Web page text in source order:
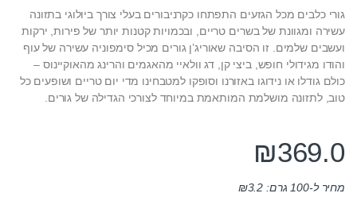
גורי כלבים מכל הגזעים התפתחו כקרניבורים בעלי צורך ביולוגי בתזונה
עשירה ומגוונת של בשרים טריים, ובכמויות קטנות יותר של פירות, ירקות
ועשבים שלמים. זו הסיבה שאוריג’ן גורים מכיל סימפוניה עשירה של עוף
והודו מגידולי חופש, ביצי קן, דג וולאיי מהאגמים והרינג מהאוקיינוס –
כולם גודלו או נידוגו באזורנו וסופקו למטבחינו מדי יום טריים ושופעים כל
טוב, לתזונה מושלמת המותאמת במיוחד לצורכי הגדילה של גורים.
₪369.0
מחיר ל-100 גרם: ₪3.2